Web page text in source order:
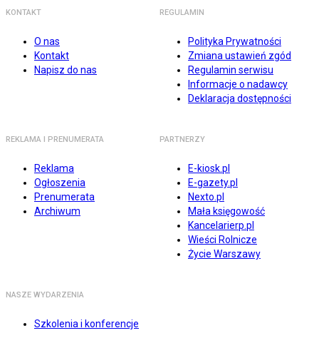
KONTAKT
O nas
Kontakt
Napisz do nas
REGULAMIN
Polityka Prywatności
Zmiana ustawień zgód
Regulamin serwisu
Informacje o nadawcy
Deklaracja dostępności
REKLAMA I PRENUMERATA
Reklama
Ogłoszenia
Prenumerata
Archiwum
PARTNERZY
E-kiosk.pl
E-gazety.pl
Nexto.pl
Mała księgowość
Kancelarierp.pl
Wieści Rolnicze
Życie Warszawy
NASZE WYDARZENIA
Szkolenia i konferencje